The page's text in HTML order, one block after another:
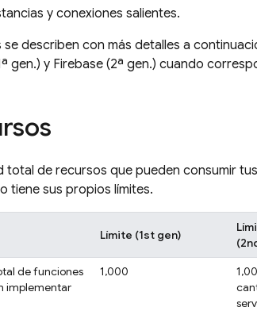
y conexiones salientes.
describen con más detalles a
gen.) y Firebase (2ª gen.) cuando
total de recursos que pueden consumir
tiene sus propios límites.
Límite (1st gen)
de funciones
implementar
1,000